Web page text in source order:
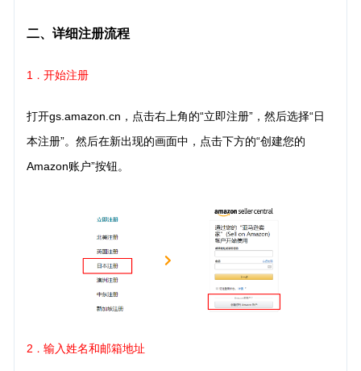
二、详细注册流程
1 ． 开始注册
打开gs.amazon.cn，点击右上角的“立即注册”，然后选择“日
本注册”。然后在新出现的画面中，点击下方的“创建您的
Amazon账户”按钮。
2 ． 输入姓名和邮箱地址